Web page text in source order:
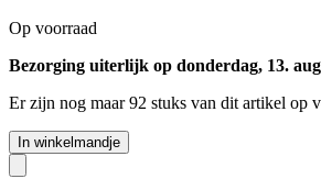
Op voorraad
Bezorging uiterlijk op donderdag, 13.
Er zijn nog maar 92 stuks van dit artikel op
In winkelmandje